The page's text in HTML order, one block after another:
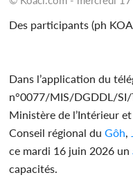
Des participants (ph
Dans l’application du
n°0077/MIS/DGDDL/
Ministère de l’Intérieur
Conseil régional du Gôh
ce mardi 16 juin 2026 un
capacités.